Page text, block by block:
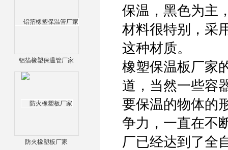
铝箔橡塑保温管厂家
防火橡塑板厂家
保温，黑色为主
材料很特别，采
这种材质。
橡塑保温板厂家
道，当然一些容
要保温的物体的
争力，一直在不
厂已经达到了全